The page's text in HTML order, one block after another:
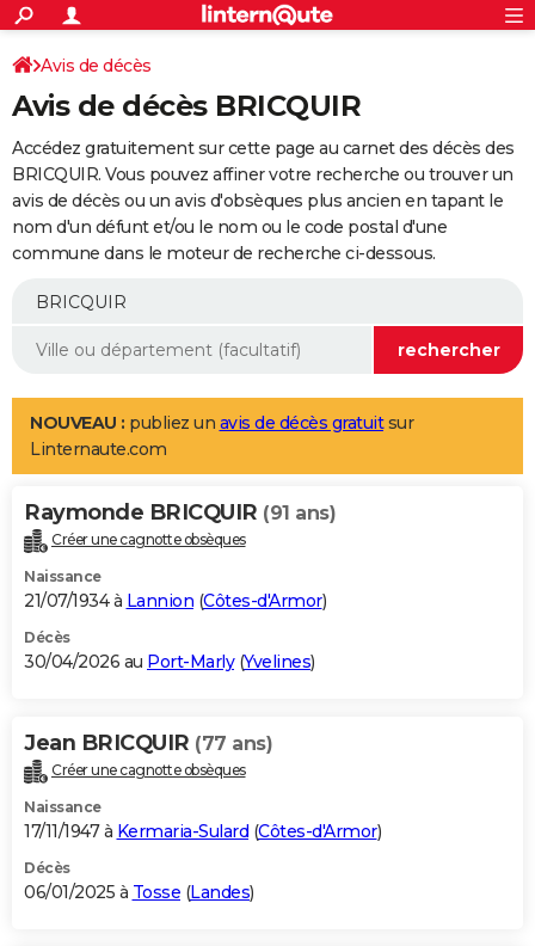
ACTUALITÉS
Politique
Société
Faits Divers
Education
Monde
Villes
+
SPORT
Coupe du monde 2026
Football
Tennis
Cyclisme
Rugby
Forum
Programme TV
TNT
Streaming
Cinéma
Sorties cinéma
Musique
+
FINANCE
Retraite
Epargne
Immobilier
Risques naturels par ville
Banque
Assurance
AUTO
Essais
Réserver un essai
Citadines
Berlines
SUV
Forum auto
+
Mobiles
Meilleur smartphone
Internet
Ordinateurs
Jeux vidéo
Guide high-tech
Aménagement intérieur
LIFESTYLE
Art de vivre
Bien-être
Loisirs
Mode
Modes de vie
Alimentation
Guide de la santé
Maladies
Médicaments
Sommeil
VOYAGE
Destinations
City break
Voyage nature
Voyage de noces
Forum
Climat
+PHOTO
GUIDES D'ACHAT
BONS PLANS
Carte de Noël
Carte Bonne année
Carte Saint-Valentin
Carte Pâques
Carte d'anniversaire
DICTIONNAIRE
Dictionnaire
Biographies
Citations
Expressions
Proverbes
PROGRAMME TV
S'inscrire
Se connecter
Lycées
Collèges
Primaires
Universités
Entreprises
Service militaire
Avis de recherche
AVIS DE DÉCÈS
Avis de décès
Avis de décès BRICQUIR
Accédez gratuitement sur cette page au carnet des décès des
BRICQUIR. Vous pouvez affiner votre recherche ou trouver un
avis de décès ou un avis d'obsèques plus ancien en tapant le
nom d'un défunt et/ou le nom ou le code postal d'une
commune dans le moteur de recherche ci-dessous.
NOUVEAU : publiez un avis de décès gratuitsur
Linternaute.com
Raymonde BRICQUIR (91 ans)
Créer une cagnotte obsèques
Naissance
21/07/1934 à Lannion (Côtes-d'Armor)
Décès
30/04/2026 au Port-Marly(Yvelines)
Jean BRICQUIR (77 ans)
Créer une cagnotte obsèques
Naissance
17/11/1947 à Kermaria-Sulard (Côtes-d'Armor)
Décès
06/01/2025 à Tosse (Landes)